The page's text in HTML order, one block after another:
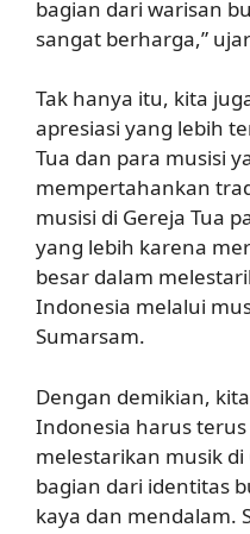
bagian dari warisan
sangat berharga,”
Tak hanya itu, kita
apresiasi yang lebih
Tua dan para musisi
mempertahankan
musisi di Gereja Tua
yang lebih karena
besar dalam
Indonesia melalui
Sumarsam.
Dengan demikian,
Indonesia harus
melestarikan musik di
bagian dari identitas
kaya dan mendalam.